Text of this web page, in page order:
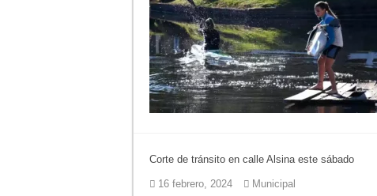
Corte de tránsito en calle Alsina este sábado
16 febrero, 2024 Municipal